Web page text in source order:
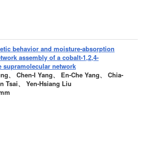
behavior and moisture-absorption
assembly of a cobalt-1,2,4-
supramolecular network
、 Chen-I Yang、 En-Che Yang、 Chia-
Tsai、 Yen-Hsiang Liu